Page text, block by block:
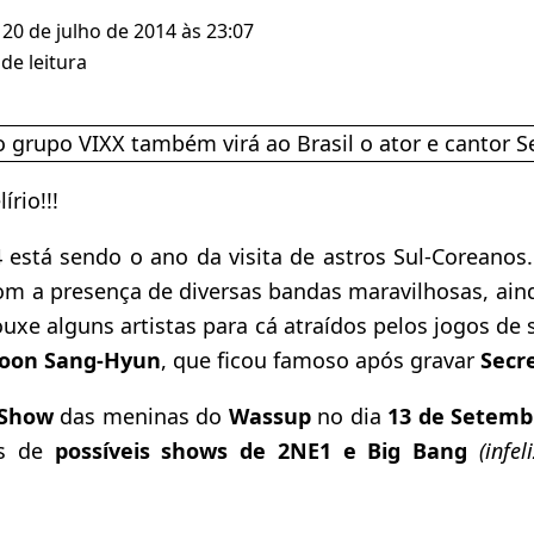
de julho de 2014 às 23:07
leitura
está sendo o ano da visita de astros Sul-
a presença de diversas bandas maravilhosas,
alguns artistas para cá atraídos pelos jogos de
Sang-Hyun, que ficou famoso após gravar
das meninas do Wassupno dia 13 de
de possíveis shows de 2NE1 e Big Bang